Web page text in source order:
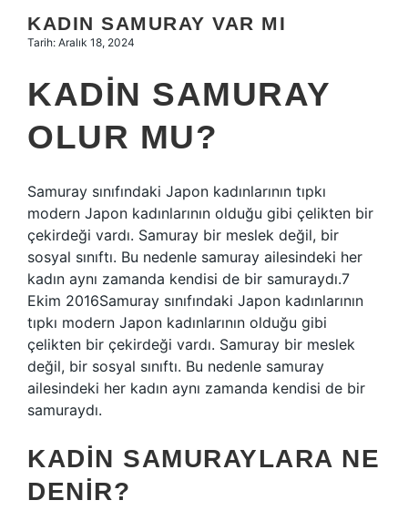
Hakkımızda
KADIN SAMURAY VAR MI
Tarih: Aralık 18, 2024
KADIN SAMURAY
OLUR MU?
Samuray sınıfındaki Japon kadınlarının tıpkı
modern Japon kadınlarının olduğu gibi çelikten bir
çekirdeği vardı. Samuray bir meslek değil, bir
sosyal sınıftı. Bu nedenle samuray ailesindeki her
kadın aynı zamanda kendisi de bir samuraydı.7
Ekim 2016Samuray sınıfındaki Japon kadınlarının
tıpkı modern Japon kadınlarının olduğu gibi
çelikten bir çekirdeği vardı. Samuray bir meslek
değil, bir sosyal sınıftı. Bu nedenle samuray
ailesindeki her kadın aynı zamanda kendisi de bir
samuraydı.
KADIN SAMURAYLARA NE
DENIR?